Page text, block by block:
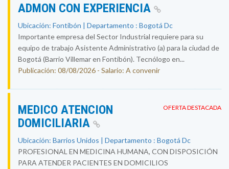
ADMON CON EXPERIENCIA
Ubicación: Fontibón | Departamento : Bogotá Dc
Importante empresa del Sector Industrial requiere para su
equipo de trabajo Asistente Administrativo (a) para la ciudad de
Bogotá (Barrio Villemar en Fontibón). Tecnólogo en...
Publicación: 08/08/2026 - Salario: A convenir
OFERTA DESTACADA
MEDICO ATENCION
DOMICILIARIA
Ubicación: Barrios Unidos | Departamento : Bogotá Dc
PROFESIONAL EN MEDICINA HUMANA, CON DISPOSICIÓN
PARA ATENDER PACIENTES EN DOMICILIOS